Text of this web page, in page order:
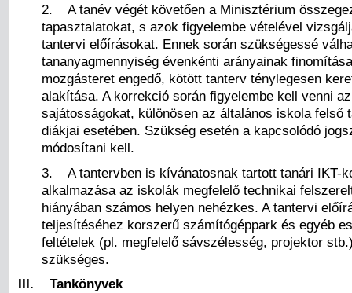
2. A tanév végét követően a Minisztérium
tapasztalatokat, s azok figyelembe vételével
tantervi előírásokat. Ennek során szükségessé
tananyagmennyiség évenkénti arányainak
mozgásteret engedő, kötött tanterv ténylegesen
alakítása. A korrekció során figyelembe kell venni
sajátosságokat, különösen az általános iskola felső
diákjai esetében. Szükség esetén a kapcsolódó
módosítani kell.
3. A tantervben is kívánatosnak tartott tanári IKT-
alkalmazása az iskolák megfelelő technikai
hiányában számos helyen nehézkes. A tantervi
teljesítéséhez korszerű számítógéppark és egyéb
feltételek (pl. megfelelő sávszélesség, projektor
szükséges.
III. Tankönyvek